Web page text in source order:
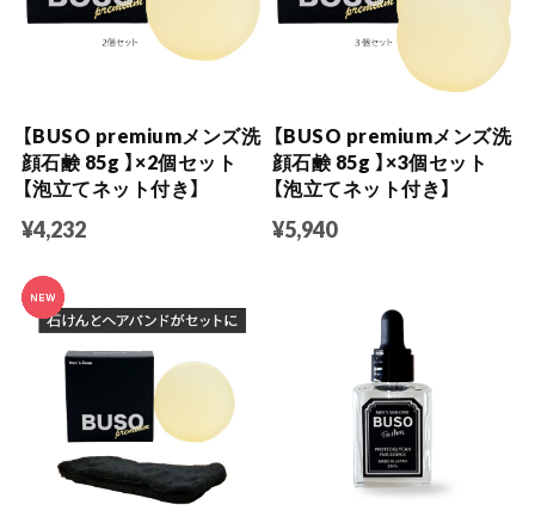
【BUSO premiumメンズ洗
顔石鹸 85g 】×2個セット
【泡立てネット付き】
¥4,232
【BUSO premiumメンズ洗
顔石鹸 85g 】×3個セット
【泡立てネット付き】
¥5,940